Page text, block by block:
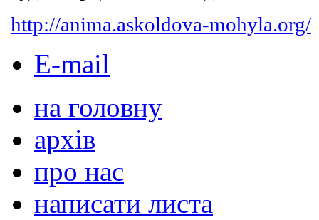
http://anima.askoldova-mohyla.org/
E-mail
на головну
архів
про нас
написати листа